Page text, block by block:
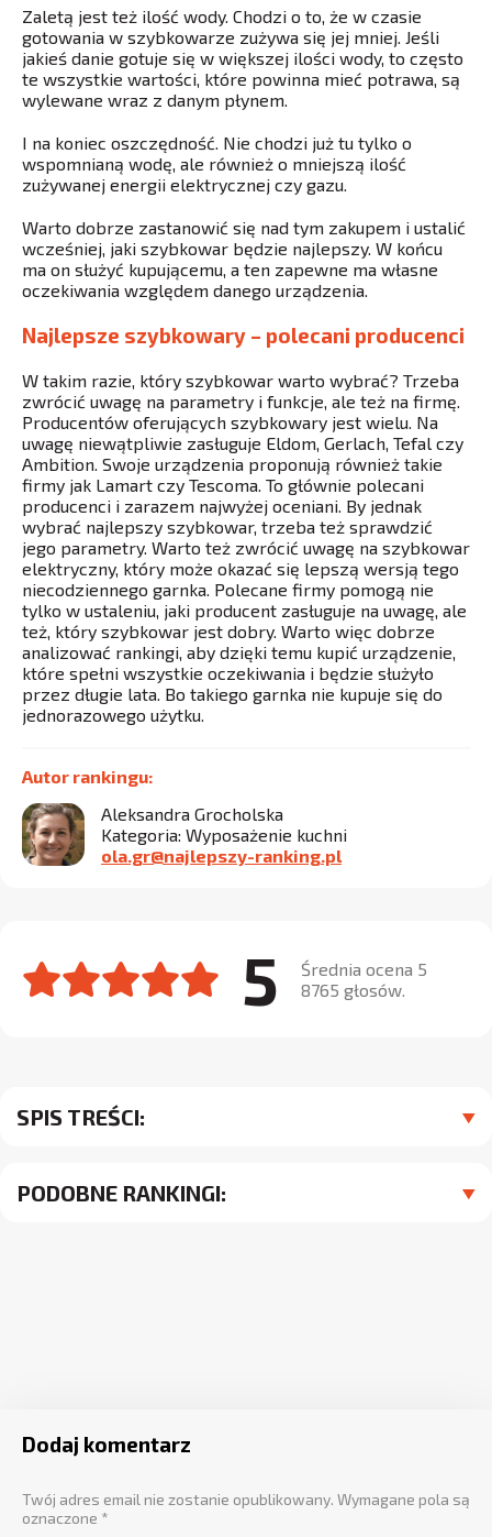
SPIS TREŚCI:
PODOBNE RANKINGI:
Zaletą jest też ilość wody. Chodzi o to, że w czasie
gotowania w szybkowarze zużywa się jej mniej. Jeśli
jakieś danie gotuje się w większej ilości wody, to często
te wszystkie wartości, które powinna mieć potrawa, są
wylewane wraz z danym płynem.
I na koniec oszczędność. Nie chodzi już tu tylko o
wspomnianą wodę, ale również o mniejszą ilość
zużywanej energii elektrycznej czy gazu.
Warto dobrze zastanowić się nad tym zakupem i ustalić
wcześniej, jaki szybkowar będzie najlepszy. W końcu
ma on służyć kupującemu, a ten zapewne ma własne
oczekiwania względem danego urządzenia.
Najlepsze szybkowary – polecani producenci
W takim razie, który szybkowar warto wybrać? Trzeba
zwrócić uwagę na parametry i funkcje, ale też na firmę.
Producentów oferujących szybkowary jest wielu. Na
uwagę niewątpliwie zasługuje Eldom, Gerlach, Tefal czy
Ambition. Swoje urządzenia proponują również takie
firmy jak Lamart czy Tescoma. To głównie polecani
producenci i zarazem najwyżej oceniani. By jednak
wybrać najlepszy szybkowar, trzeba też sprawdzić
jego parametry. Warto też zwrócić uwagę na szybkowar
elektryczny, który może okazać się lepszą wersją tego
niecodziennego garnka. Polecane firmy pomogą nie
tylko w ustaleniu, jaki producent zasługuje na uwagę, ale
też, który szybkowar jest dobry. Warto więc dobrze
analizować rankingi, aby dzięki temu kupić urządzenie,
które spełni wszystkie oczekiwania i będzie służyło
przez długie lata. Bo takiego garnka nie kupuje się do
jednorazowego użytku.
Autor rankingu:
Aleksandra Grocholska
Kategoria: Wyposażenie kuchni
ola.gr@najlepszy-ranking.pl
5
Średnia ocena 5
8765 głosów.
Dodaj komentarz
Twój adres email nie zostanie opublikowany. Wymagane pola są
oznaczone *